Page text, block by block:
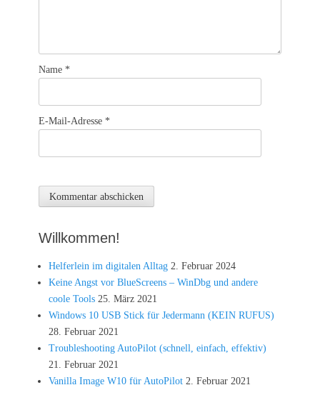
Name *
E-Mail-Adresse *
Willkommen!
Helferlein im digitalen Alltag 2. Februar 2024
Keine Angst vor BlueScreens – WinDbg und andere
coole Tools 25. März 2021
Windows 10 USB Stick für Jedermann (KEIN RUFUS)
28. Februar 2021
Troubleshooting AutoPilot (schnell, einfach, effektiv)
21. Februar 2021
Vanilla Image W10 für AutoPilot 2. Februar 2021